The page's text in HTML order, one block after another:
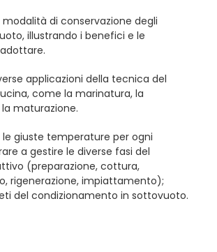
di conservazione degli
illustrando i benefici e le
applicazioni della tecnica del
come la marinatura, la
maturazione.
le giuste temperature per ogni
a gestire le diverse fasi del
(preparazione, cottura,
rigenerazione, impiattamento);
del condizionamento in sottovuoto.